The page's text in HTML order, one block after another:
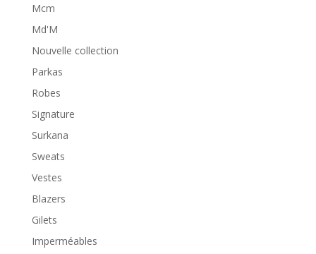
Mcm
Md'M
Nouvelle collection
Parkas
Robes
Signature
Surkana
Sweats
Vestes
Blazers
Gilets
Imperméables